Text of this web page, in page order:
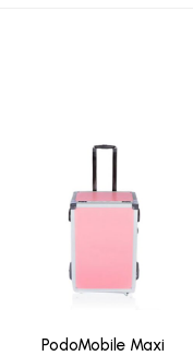
PodoMobile Maxi